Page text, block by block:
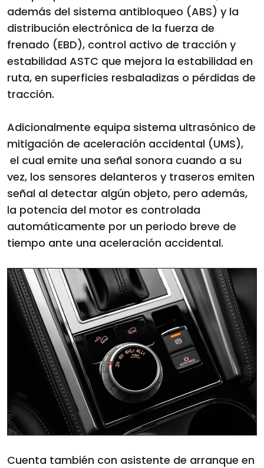
además del sistema antibloqueo (ABS) y la
distribución electrónica de la fuerza de
frenado (EBD), control activo de tracción y
estabilidad ASTC que mejora la estabilidad en
ruta, en superficies resbaladizas o pérdidas de
tracción.
Adicionalmente equipa sistema ultrasónico de
mitigación de aceleración accidental (UMS),
el cual emite una señal sonora cuando a su
vez, los sensores delanteros y traseros emiten
señal al detectar algún objeto, pero además,
la potencia del motor es controlada
automáticamente por un periodo breve de
tiempo ante una aceleración accidental.
Cuenta también con asistente de arranque en